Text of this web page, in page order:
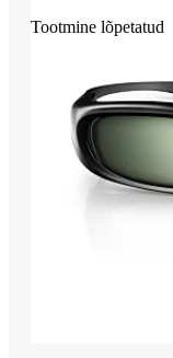
Tootmine lõpetatud